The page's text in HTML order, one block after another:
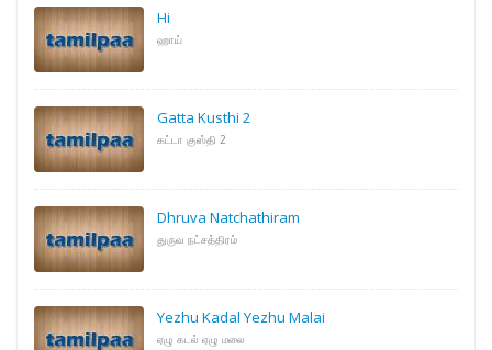
Hi
ஹாய்
Gatta Kusthi 2
கட்டா குஸ்தி 2
Dhruva Natchathiram
துருவ நட்சத்திரம்
Yezhu Kadal Yezhu Malai
ஏழு கடல் ஏழு மலை